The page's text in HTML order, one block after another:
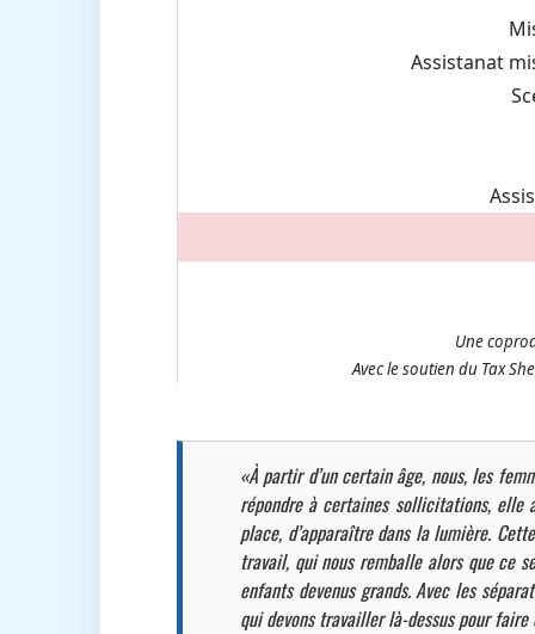
Assistanat
Une
Avec le soutien du Tax
«À partir d’un certain âge, nous, les
répondre à certaines sollicitations, elle
place, d’apparaître dans la lumière.
travail, qui nous remballe alors que ce
enfants devenus grands. Avec les
qui devons travailler là-dessus pour